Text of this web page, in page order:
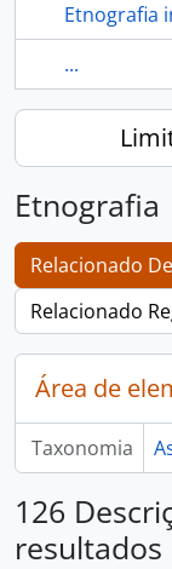
Etnografia
...
Etnografia
Relacionado
Relacionado
Área de
Taxonomia
126